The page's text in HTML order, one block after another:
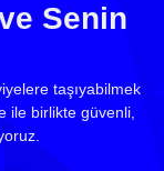
Senin
taşıyabilmek
ile birlikte güvenli,